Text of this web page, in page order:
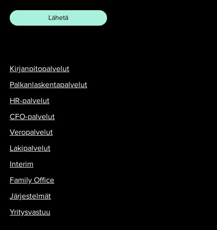
Kirjanpitopalvelut
Palkanlaskentapalvelut
HR-palvelut
CFO-palvelut
Veropalvelut
Lakipalvelut
Interim
Family Office
Järjestelmät
Yritysvastuu